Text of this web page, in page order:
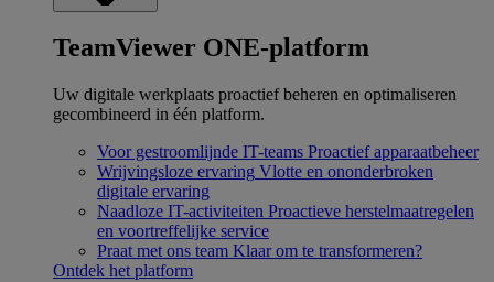
TeamViewer ONE-platform
Uw digitale werkplaats proactief beheren en optimaliseren
gecombineerd in één platform.
Voor gestroomlijnde IT-teams Proactief apparaatbeheer
Wrijvingsloze ervaring Vlotte en ononderbroken
digitale ervaring
Naadloze IT-activiteiten Proactieve herstelmaatregelen
en voortreffelijke service
Praat met ons team Klaar om te transformeren?
Ontdek het platform